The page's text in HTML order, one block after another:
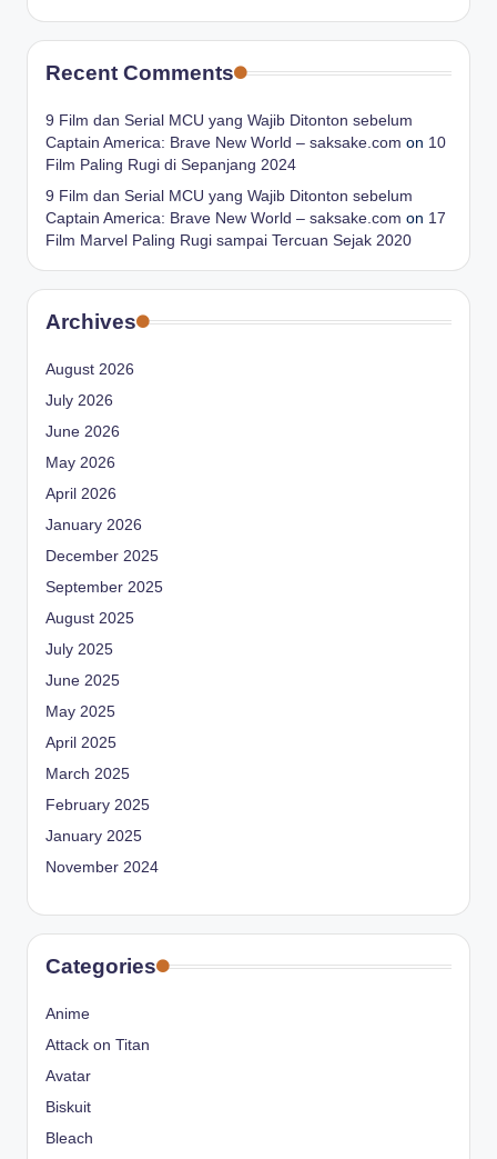
Recent Comments
9 Film dan Serial MCU yang Wajib Ditonton sebelum
Captain America: Brave New World – saksake.com on 10
Film Paling Rugi di Sepanjang 2024
9 Film dan Serial MCU yang Wajib Ditonton sebelum
Captain America: Brave New World – saksake.com on 17
Film Marvel Paling Rugi sampai Tercuan Sejak 2020
Archives
August 2026
July 2026
June 2026
May 2026
April 2026
January 2026
December 2025
September 2025
August 2025
July 2025
June 2025
May 2025
April 2025
March 2025
February 2025
January 2025
November 2024
Categories
Anime
Attack on Titan
Avatar
Biskuit
Bleach